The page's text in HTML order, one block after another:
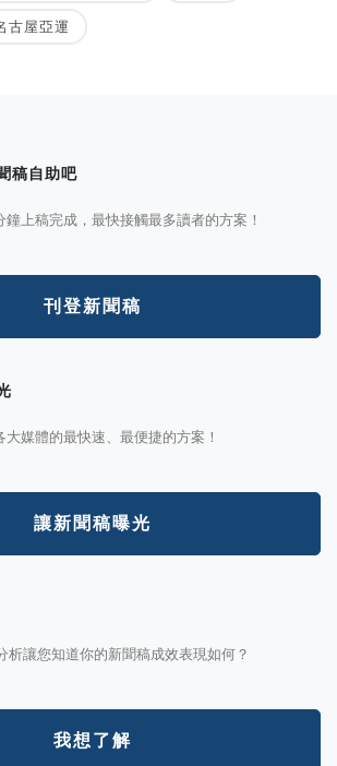
古屋亞運
稿自助吧
上稿完成，最快接觸最多讀者的方案！
刊登新聞稿
媒體的最快速、最便捷的方案！
讓新聞稿曝光
讓您知道你的新聞稿成效表現如何？
我想了解